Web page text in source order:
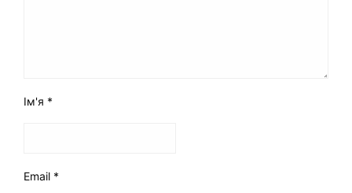
Ім'я *
Email *